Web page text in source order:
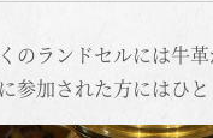
のランドセルには牛
参加された方にはひ